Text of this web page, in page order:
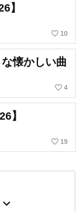
】
favorite_border 10
懐かしい曲
favorite_border 4
】
favorite_border 19
expand_more